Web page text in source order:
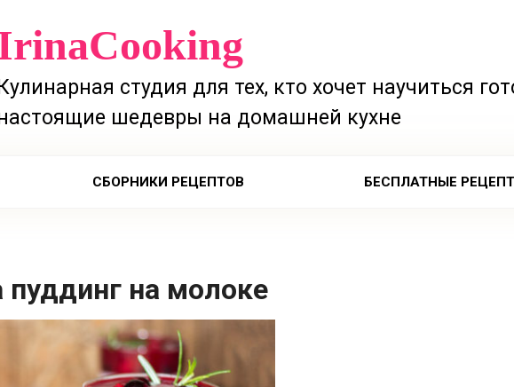
Кулинарная студия для тех, кто хочет научиться
шедевры на домашней кухне
СБОРНИКИ РЕЦЕПТОВ БЕСПЛАТНЫЕ
пуддинг на молоке